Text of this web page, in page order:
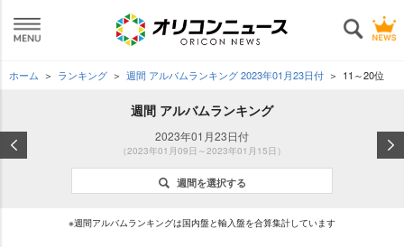
ホーム ランキング 週間 アルバムランキング 2023年01月23日付 11～20位
週間 アルバムランキング
2023年01月23日付
（2023年01月09日～2023年01月15日）
週間を選択する
※週間アルバムランキングは国内盤と輸入盤を合算集計しています